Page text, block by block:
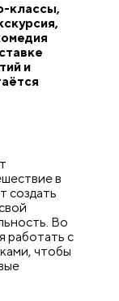
классы,
и
в
создать
Во
работать с
чтобы